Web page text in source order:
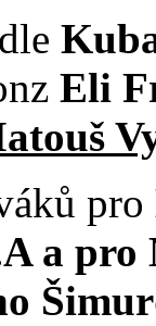
Eli
pro
a pro